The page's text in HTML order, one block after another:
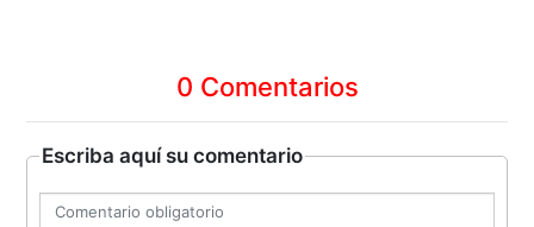
0 Comentarios
Escriba aquí su comentario